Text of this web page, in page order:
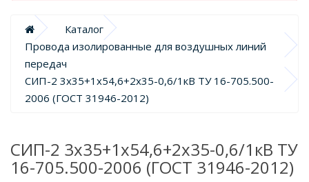
Каталог
Провода изолированные для воздушных линий
передач
СИП-2 3х35+1х54,6+2х35-0,6/1кВ ТУ 16-705.500-
2006 (ГОСТ 31946-2012)
СИП-2 3х35+1х54,6+2х35-0,6/1кВ ТУ
16-705.500-2006 (ГОСТ 31946-2012)